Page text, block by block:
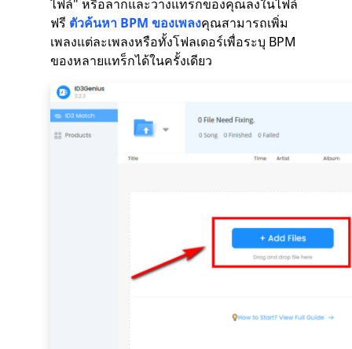
ไฟล์" หรือลากและวางแทร็กของคุณลงในไฟล์
ฟรี ตัวค้นหา BPM ของเพลงคุณสามารถเพิ่ม
เพลงแต่ละเพลงหรือทั้งโฟลเดอร์เพื่อระบุ BPM
ของหลายแทร็กได้ในครั้งเดียว